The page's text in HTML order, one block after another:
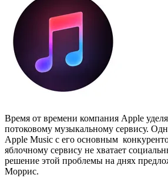
Время от времени компания Apple
потоковому музыкальному сервису.
Apple Music с его основным
яблочному сервису не хватает
решение этой проблемы на днях
Моррис.